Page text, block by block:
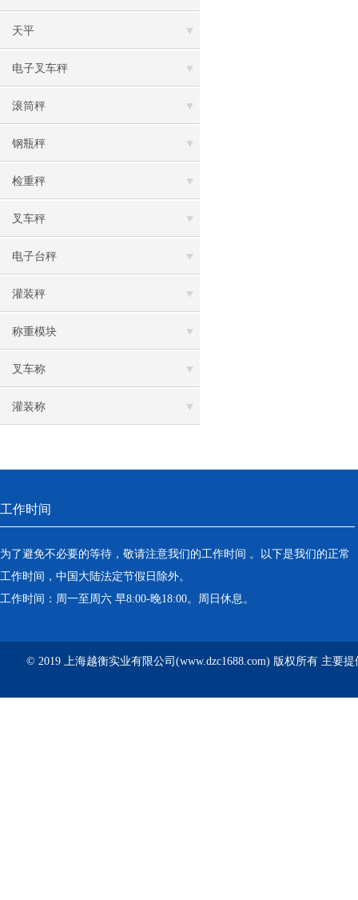
天平
电子叉车秤
滚筒秤
钢瓶秤
检重秤
叉车秤
电子台秤
灌装秤
称重模块
叉车称
灌装称
工作时间
为了避免不必要的等待，敬请注意我们的工作时间 。以下是我们的正常
工作时间，中国大陆法定节假日除外。
工作时间：周一至周六 早8:00-晚18:00。周日休息。
© 2019 上海越衡实业有限公司(www.dzc1688.com) 版权所有 主要提